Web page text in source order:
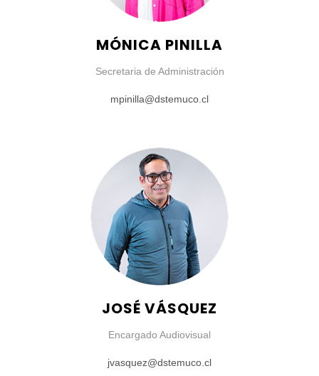
MÓNICA PINILLA
Secretaria de Administración
mpinilla@dstemuco.cl
JOSÉ VÁSQUEZ
Encargado Audiovisual
jvasquez@dstemuco.cl